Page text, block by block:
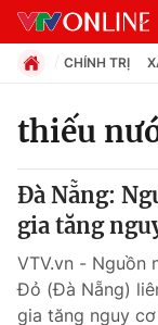
Chuyên mục
Chính trị
Xã hội
CHÍNH TRỊ
thiếu
Đà Nẵng:
gia tăng
VTV.vn - Nguồn
Đỏ (Đà Nẵng)
gia tăng nguy